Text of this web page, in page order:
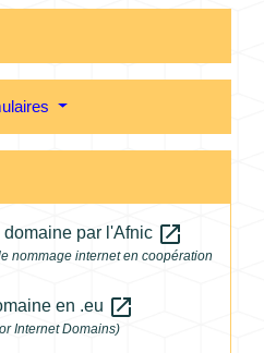
par l'Afnic open_in_new
nommage internet en coopération
en .eu open_in_new
Internet Domains)